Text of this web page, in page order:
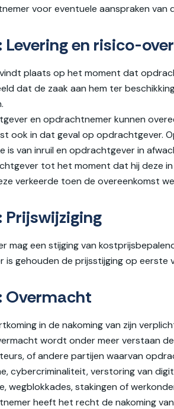
voor eventuele aanspraken van
Levering en risico-
plaats op het moment dat
dat de zaak aan hem ter
en opdrachtnemer kunnen
ook in dat geval op opdrachtgever.
is van inruil en opdrachtgever in
tot het moment dat hij deze
verkeerde toen de overeenkomst
Prijswijziging
mag een stijging van
is gehouden de prijsstijging op
Overmacht
in de nakoming van zijn
wordt onder meer verstaan
of andere partijen waarvan
cybercriminaliteit, verstoring van
wegblokkades, stakingen of
heeft het recht de nakoming